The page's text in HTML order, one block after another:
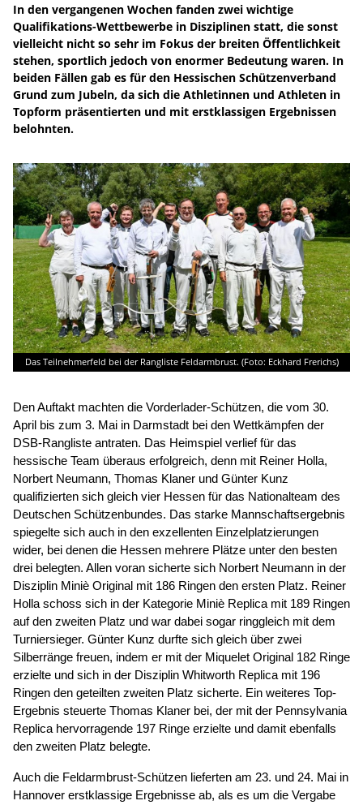
In den vergangenen Wochen fanden zwei wichtige
Qualifikations-Wettbewerbe in Disziplinen statt, die sonst
vielleicht nicht so sehr im Fokus der breiten Öffentlichkeit
stehen, sportlich jedoch von enormer Bedeutung waren. In
beiden Fällen gab es für den Hessischen Schützenverband
Grund zum Jubeln, da sich die Athletinnen und Athleten in
Topform präsentierten und mit erstklassigen Ergebnissen
belohnten.
Das Teilnehmerfeld bei der Rangliste Feldarmbrust. (Foto: Eckhard Frerichs)
Den Auftakt machten die Vorderlader-Schützen, die vom 30.
April bis zum 3. Mai in Darmstadt bei den Wettkämpfen der
DSB-Rangliste antraten. Das Heimspiel verlief für das
hessische Team überaus erfolgreich, denn mit Reiner Holla,
Norbert Neumann, Thomas Klaner und Günter Kunz
qualifizierten sich gleich vier Hessen für das Nationalteam des
Deutschen Schützenbundes. Das starke Mannschaftsergebnis
spiegelte sich auch in den exzellenten Einzelplatzierungen
wider, bei denen die Hessen mehrere Plätze unter den besten
drei belegten. Allen voran sicherte sich Norbert Neumann in der
Disziplin Miniè Original mit 186 Ringen den ersten Platz. Reiner
Holla schoss sich in der Kategorie Miniè Replica mit 189 Ringen
auf den zweiten Platz und war dabei sogar ringgleich mit dem
Turniersieger. Günter Kunz durfte sich gleich über zwei
Silberränge freuen, indem er mit der Miquelet Original 182 Ringe
erzielte und sich in der Disziplin Whitworth Replica mit 196
Ringen den geteilten zweiten Platz sicherte. Ein weiteres Top-
Ergebnis steuerte Thomas Klaner bei, der mit der Pennsylvania
Replica hervorragende 197 Ringe erzielte und damit ebenfalls
den zweiten Platz belegte.
Auch die Feldarmbrust-Schützen lieferten am 23. und 24. Mai in
Hannover erstklassige Ergebnisse ab, als es um die Vergabe